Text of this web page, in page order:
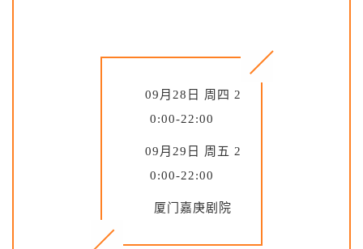
09月28日 周四 2
0:00-22:00
09月29日 周五 2
0:00-22:00
厦门嘉庚剧院